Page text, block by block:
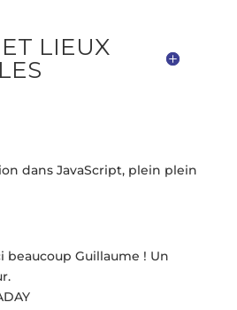
LIEUX
dans JavaScript, plein plein
beaucoup Guillaume ! Un